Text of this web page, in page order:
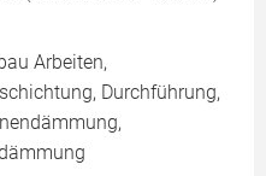
Arbeiten,
Durchführung,